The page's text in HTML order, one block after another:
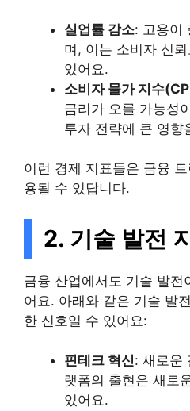
실업률 감소: 고용이
며, 이는 소비자 신
있어요.
소비자 물가 지수
금리가 오를 가능성
투자 전략에 큰 영향
이런 경제 지표들은 금융
용될 수 있답니다.
2. 기술 발전
금융 산업에서도 기술 발전
어요. 아래와 같은 기술 발
한 신호일 수 있어요:
핀테크 혁신: 새로운
랫폼의 출현은 새로
있어요.